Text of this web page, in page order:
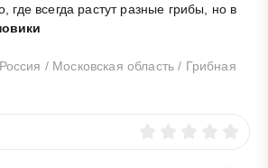
где всегда растут разные грибы, но в
Россия / Московская область / Грибная